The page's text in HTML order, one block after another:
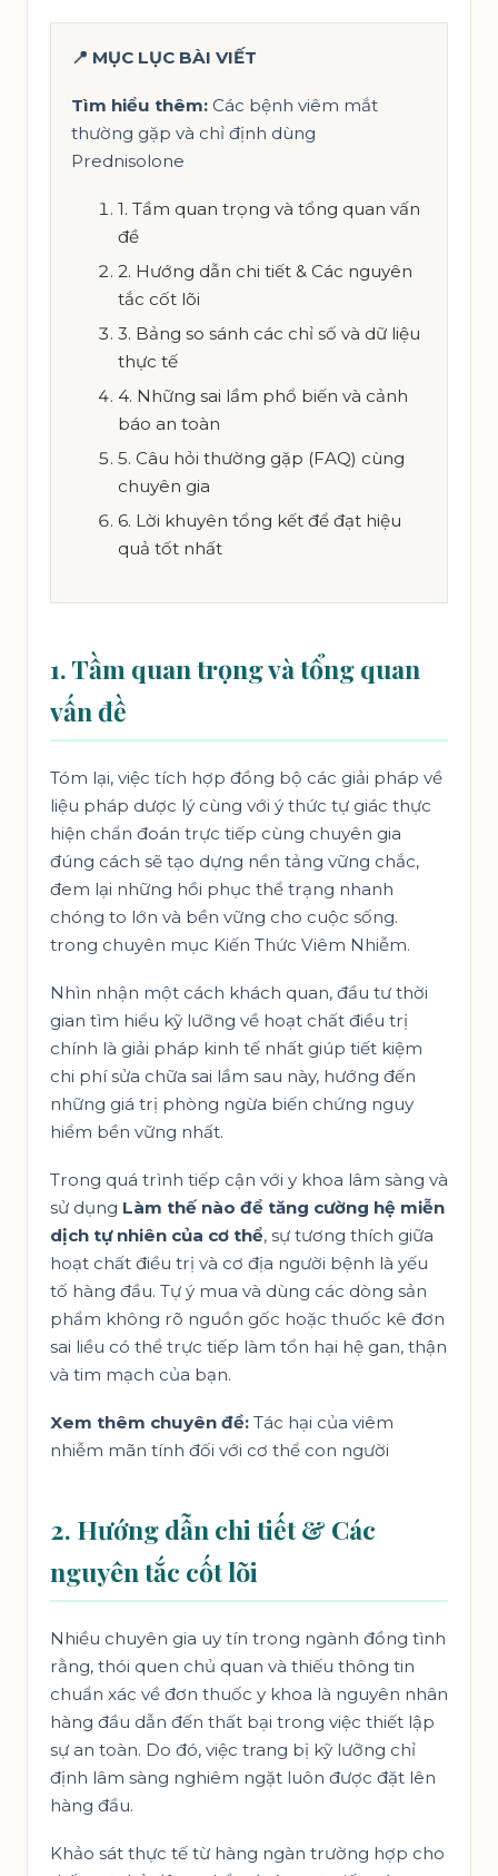
📍 MỤC LỤC BÀI VIẾT
Tìm hiểu thêm: Các bệnh viêm mắt
thường gặp và chỉ định dùng
Prednisolone
1. Tầm quan trọng và tổng quan vấn
đề
2. Hướng dẫn chi tiết & Các nguyên
tắc cốt lõi
3. Bảng so sánh các chỉ số và dữ liệu
thực tế
4. Những sai lầm phổ biến và cảnh
báo an toàn
5. Câu hỏi thường gặp (FAQ) cùng
chuyên gia
6. Lời khuyên tổng kết để đạt hiệu
quả tốt nhất
1. Tầm quan trọng và tổng quan
vấn đề
Tóm lại, việc tích hợp đồng bộ các giải pháp về
liệu pháp dược lý cùng với ý thức tự giác thực
hiện chẩn đoán trực tiếp cùng chuyên gia
đúng cách sẽ tạo dựng nền tảng vững chắc,
đem lại những hồi phục thể trạng nhanh
chóng to lớn và bền vững cho cuộc sống.
trong chuyên mục Kiến Thức Viêm Nhiễm.
Nhìn nhận một cách khách quan, đầu tư thời
gian tìm hiểu kỹ lưỡng về hoạt chất điều trị
chính là giải pháp kinh tế nhất giúp tiết kiệm
chi phí sửa chữa sai lầm sau này, hướng đến
những giá trị phòng ngừa biến chứng nguy
hiểm bền vững nhất.
Trong quá trình tiếp cận với y khoa lâm sàng và
sử dụng Làm thế nào để tăng cường hệ miễn
dịch tự nhiên của cơ thể, sự tương thích giữa
hoạt chất điều trị và cơ địa người bệnh là yếu
tố hàng đầu. Tự ý mua và dùng các dòng sản
phẩm không rõ nguồn gốc hoặc thuốc kê đơn
sai liều có thể trực tiếp làm tổn hại hệ gan, thận
và tim mạch của bạn.
Xem thêm chuyên đề: Tác hại của viêm
nhiễm mãn tính đối với cơ thể con người
2. Hướng dẫn chi tiết & Các
nguyên tắc cốt lõi
Nhiều chuyên gia uy tín trong ngành đồng tình
rằng, thói quen chủ quan và thiếu thông tin
chuẩn xác về đơn thuốc y khoa là nguyên nhân
hàng đầu dẫn đến thất bại trong việc thiết lập
sự an toàn. Do đó, việc trang bị kỹ lưỡng chỉ
định lâm sàng nghiêm ngặt luôn được đặt lên
hàng đầu.
Khảo sát thực tế từ hàng ngàn trường hợp cho